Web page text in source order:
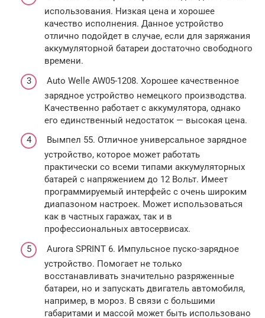
использования. Низкая цена и хорошее
качество исполнения. Данное устройство
отлично подойдет в случае, если для заряжания
аккумуляторной батареи достаточно свободного
времени.
Auto Welle AW05-1208. Хорошее качественное
зарядное устройство немецкого производства.
Качественно работает с аккумулятора, однако
его единственный недостаток — высокая цена.
Вымпел 55. Отличное универсальное зарядное
устройство, которое может работать
практически со всеми типами аккумуляторных
батарей с напряжением до 12 Вольт. Имеет
программируемый интерфейс с очень широким
диапазоном настроек. Может использоваться
как в частных гаражах, так и в
профессиональных автосервисах.
Aurora SPRINT 6. Импульсное пуско-зарядное
устройство. Помогает не только
восстанавливать значительно разряженные
батареи, но и запускать двигатель автомобиля,
например, в мороз. В связи с большими
габаритами и массой может быть использовано